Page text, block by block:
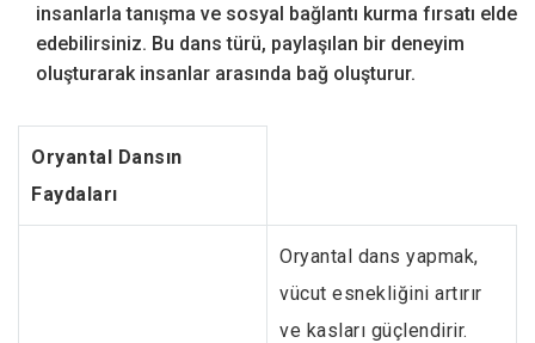
insanlarla tanışma ve sosyal bağlantı kurma fırsatı elde
edebilirsiniz. Bu dans türü, paylaşılan bir deneyim
oluşturarak insanlar arasında bağ oluşturur.
Oryantal Dansın
Faydaları
Oryantal dans yapmak,
vücut esnekliğini artırır
ve kasları güçlendirir.